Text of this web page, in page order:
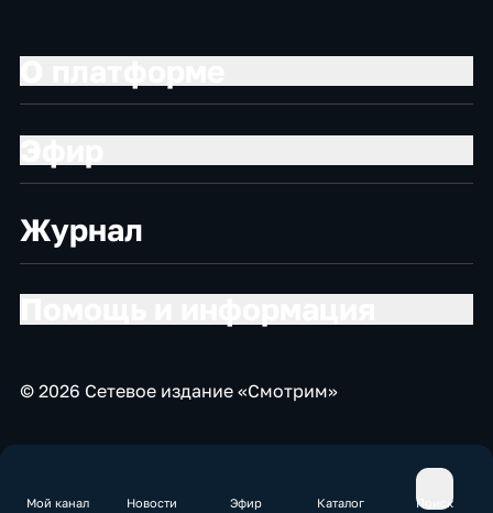
Мой канал Новости Эфир Каталог Поиск
Журнал
© 2026 Сетевое издание «Смотрим»